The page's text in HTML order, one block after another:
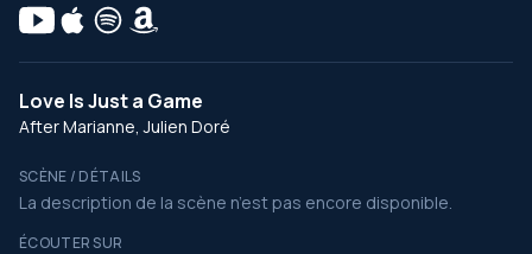
Love Is Just a Game
After Marianne, Julien Doré
SCÈNE / DÉTAILS
La description de la scène n’est pas encore disponible.
ÉCOUTER SUR